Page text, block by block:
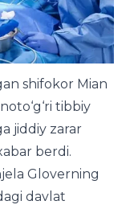
shifokor Mian
tibbiy
jiddiy zarar
berdi.
Gloverning
davlat